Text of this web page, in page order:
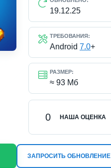
19.12.25
ТРЕБОВАНИЯ:
Android 7.0+
РАЗМЕР:
≈ 93 Мб
НАША ОЦЕНКА
0
ЗАПРОСИТЬ ОБНОВЛЕНИЕ